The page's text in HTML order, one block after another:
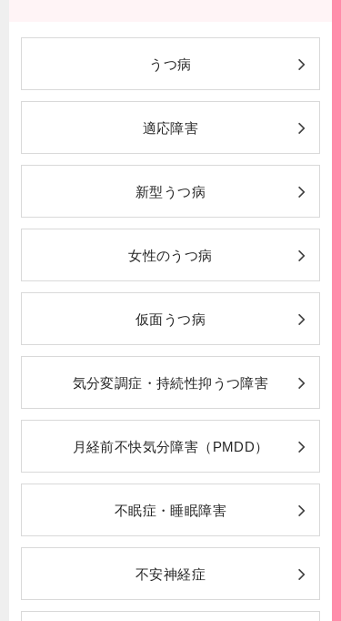
うつ病
適応障害
新型うつ病
女性のうつ病
仮面うつ病
気分変調症・持続性抑うつ障害
月経前不快気分障害（PMDD）
不眠症・睡眠障害
不安神経症